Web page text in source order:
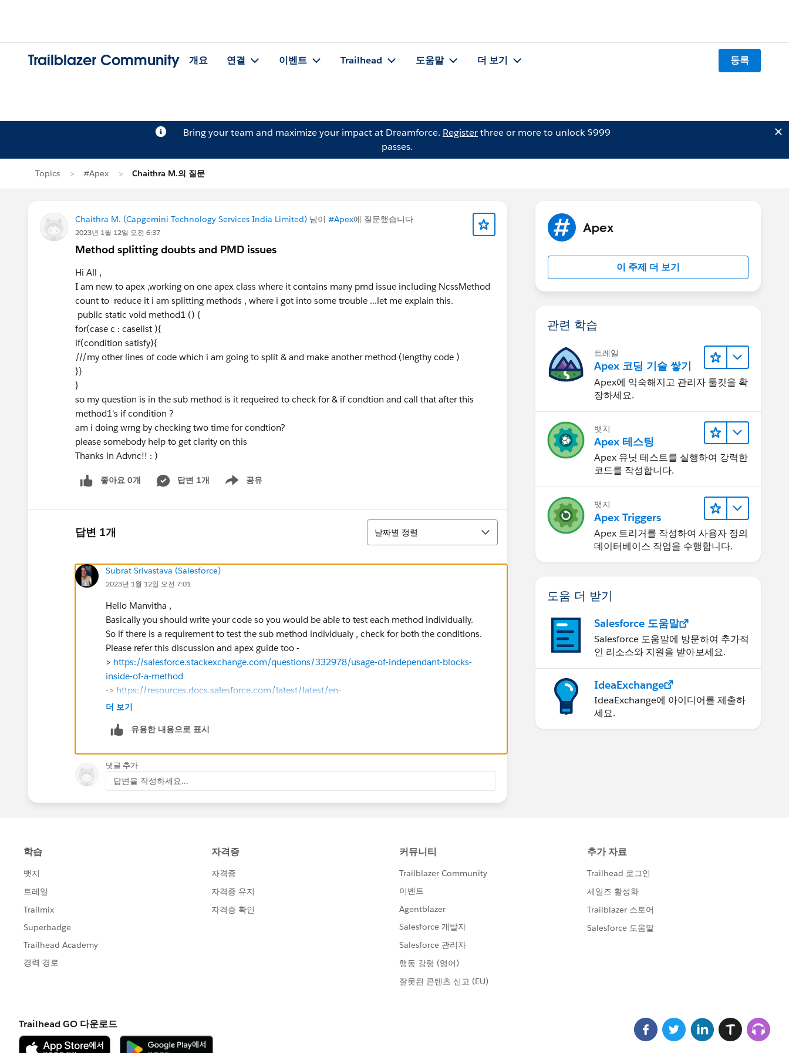
Trailblazer Community 개요 연결 이벤트 Trailhead 도움말 더 보기 등록
Bring your team and maximize your impact at Dreamforce. Registerthree or more to unlock $999
passes.
Topics #Apex Chaithra M.의 질문
Chaithra M. (Capgemini Technology Services India Limited) 님이 #Apex에 질문했습니다
2023년 1월 12일 오전 6:37
Method splitting doubts and PMD issues
Hi All ,
I am new to apex ,working on one apex class where it contains many pmd issue including NcssMethod
count to reduce it i am splitting methods , where i got into some trouble ...let me explain this.
public static void method1 () {
for(case c : caselist ){
if(condition satisfy){
///my other lines of code which i am going to split & and make another method (lengthy code )
}}
}
so my question is in the sub method is it requeired to check for & if condtion and call that after this
method1's if condition ?
am i doing wrng by checking two time for condtion?
please somebody help to get clarity on this
Thanks in Advnc!! : )
좋아요 0개 답변 1개 공유
Show menu
답변 1개
정렬
날짜별 정렬
Subrat Srivastava (Salesforce)
2023년 1월 12일 오전 7:01
Hello Manvitha ,
Basically you should write your code so you would be able to test each method individually.
So if there is a requirement to test the sub method individualy , check for both the conditions.
Please refer this discussion and apex guide too -
> https://salesforce.stackexchange.com/questions/332978/usage-of-independant-blocks-
inside-of-a-method
-> https://resources.docs.salesforce.com/latest/latest/en-
us/sfdc/pdf/salesforce_apex_developer_guide.pdf
Thank you.
더 보기
유용한 내용으로 표시
댓글 추가
답변을 작성하세요...
Apex
이 주제 더 보기
관련 학습
트레일
Apex 코딩 기술 쌓기
Apex에 익숙해지고 관리자 툴킷을 확
장하세요.
뱃지
Apex 테스팅
Apex 유닛 테스트를 실행하여 강력한
코드를 작성합니다.
뱃지
Apex Triggers
Apex 트리거를 작성하여 사용자 정의
데이터베이스 작업을 수행합니다.
도움 더 받기
Salesforce 도움말
Salesforce 도움말에 방문하여 추가적
인 리소스와 지원을 받아보세요.
IdeaExchange
IdeaExchange에 아이디어를 제출하
세요.